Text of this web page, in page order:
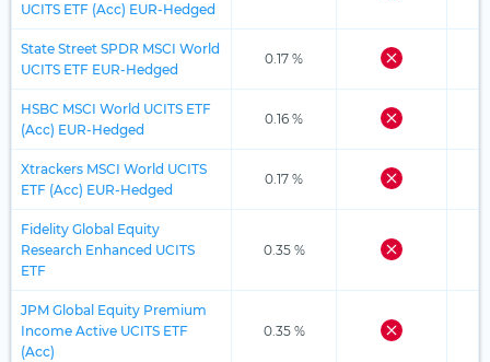
UCITS ETF (Acc) EUR-Hedged
State Street SPDR MSCI World
UCITS ETF EUR-Hedged
0.17 %
HSBC MSCI World UCITS ETF
(Acc) EUR-Hedged
0.16 %
Xtrackers MSCI World UCITS
ETF (Acc) EUR-Hedged
0.17 %
Fidelity Global Equity
Research Enhanced UCITS
ETF
0.35 %
JPM Global Equity Premium
Income Active UCITS ETF
(Acc)
0.35 %